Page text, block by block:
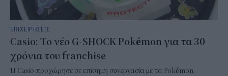
ΕΠΙΧΕΙΡΗΣΕΙΣ
Casio: Το νέο G-SHOCK Pokémon για τα 30
χρόνια του franchise
Η Casio προχώρησε σε επίσημη συνεργασία με τα Pokémon,